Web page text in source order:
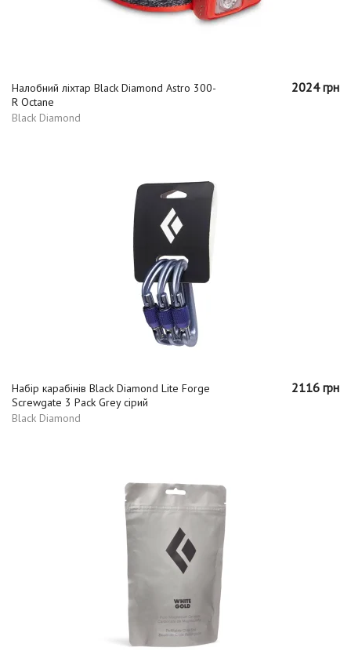
Налобний ліхтар Black Diamond Astro 300-
R Octane
Black Diamond
2024 грн
Набір карабінів Black Diamond Lite Forge
Screwgate 3 Pack Grey сірий
Black Diamond
2116 грн